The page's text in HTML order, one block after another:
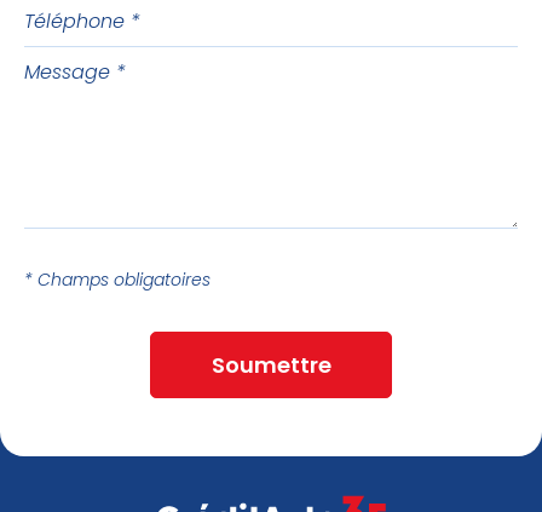
Téléphone
Message
* Champs obligatoires
Soumettre